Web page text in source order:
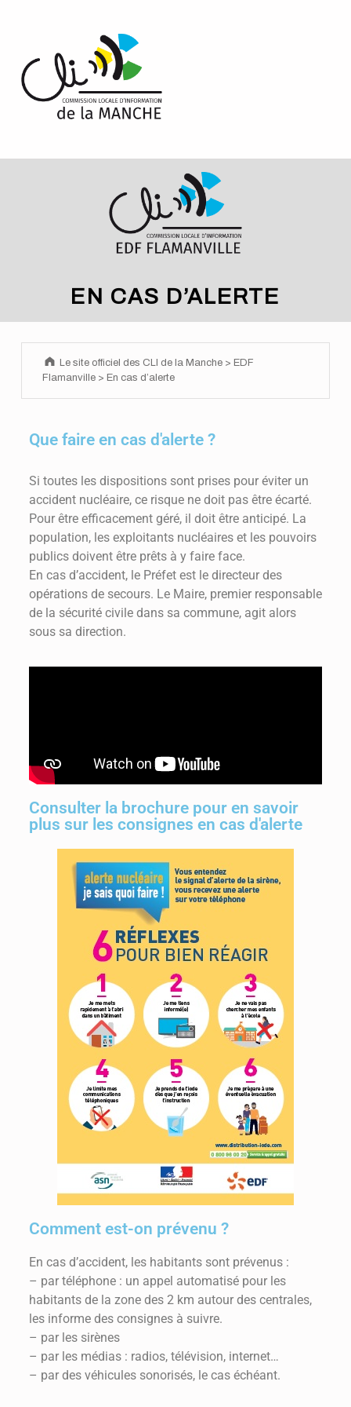
EN CAS D’ALERTE
Le site officiel des CLI de la Manche >EDF
Flamanville> En cas d’alerte
Que faire en cas d'alerte ?
Si toutes les dispositions sont prises pour éviter un
accident nucléaire, ce risque ne doit pas être écarté.
Pour être efficacement géré, il doit être anticipé. La
population, les exploitants nucléaires et les pouvoirs
publics doivent être prêts à y faire face.
En cas d’accident, le Préfet est le directeur des
opérations de secours. Le Maire, premier responsable
de la sécurité civile dans sa commune, agit alors
sous sa direction.
Consulter la brochure pour en savoir
plus sur les consignes en cas d'alerte
Comment est-on prévenu ?
En cas d’accident, les habitants sont prévenus :
– par téléphone : un appel automatisé pour les
habitants de la zone des 2 km autour des centrales,
les informe des consignes à suivre.
– par les sirènes
– par les médias : radios, télévision, internet…
– par des véhicules sonorisés, le cas échéant.